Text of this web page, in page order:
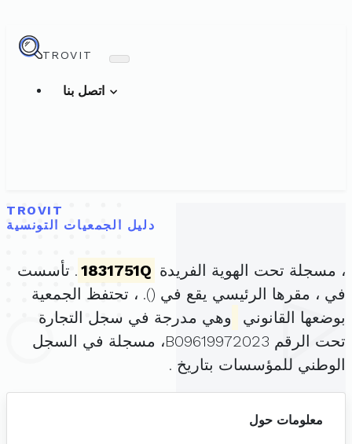
TROVIT
TROVIT
دليل الجمعيات التونسية
، مسجلة تحت الهوية الفريدة 1831751Q . تأسست
في ، مقرها الرئيسي يقع في (). ، تحتفظ الجمعية
بوضعها القانوني
وهي مدرجة في سجل التجارة
تحت الرقم B09619972023، مسجلة في السجل
الوطني للمؤسسات بتاريخ .
معلومات حول